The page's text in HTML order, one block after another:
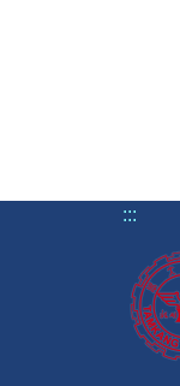
:::